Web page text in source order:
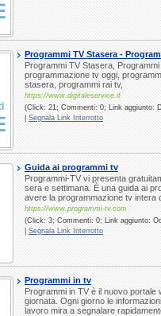
Programmi TV Stasera -
Programmi TV Stasera,
programmazione tv oggi,
stasera, programmi rai tv,
https://www.digitaleservice.it
(Click: 21; Commenti: 0; Link aggiunto:
|Segnala Link Interrotto
Guida ai programmi tv
Programmi-TV vi presenta
sera e settimana. È una guida ai
avere la programmazione tv intera
https://www.programmi-tv.com
(Click: 3; Commenti: 0; Link aggiunto:
|Segnala Link Interrotto
Programmi in tv
Programmi in TV è il nuovo portale
giornata. Ogni giorno le
lavoro mira a segnalare